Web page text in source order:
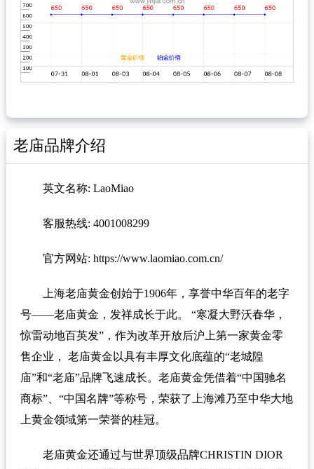
老庙品牌介绍
英文名称: LaoMiao
客服热线: 4001008299
官方网站: https://www.laomiao.com.cn/
上海老庙黄金创始于1906年，享誉中华百年的老字
号——老庙黄金，发祥成长于此。 “寒凝大野沃春华，
惊雷动地百英发”，作为改革开放后沪上第一家黄金零
售企业， 老庙黄金以具有丰厚文化底蕴的“老城隍
庙”和“老庙”品牌飞速成长。老庙黄金凭借着“中国驰名
商标”、“中国名牌”等称号，荣获了上海滩乃至中华大地
上黄金领域第一荣誉的桂冠。
老庙黄金还通过与世界顶级品牌CHRISTIN DIOR